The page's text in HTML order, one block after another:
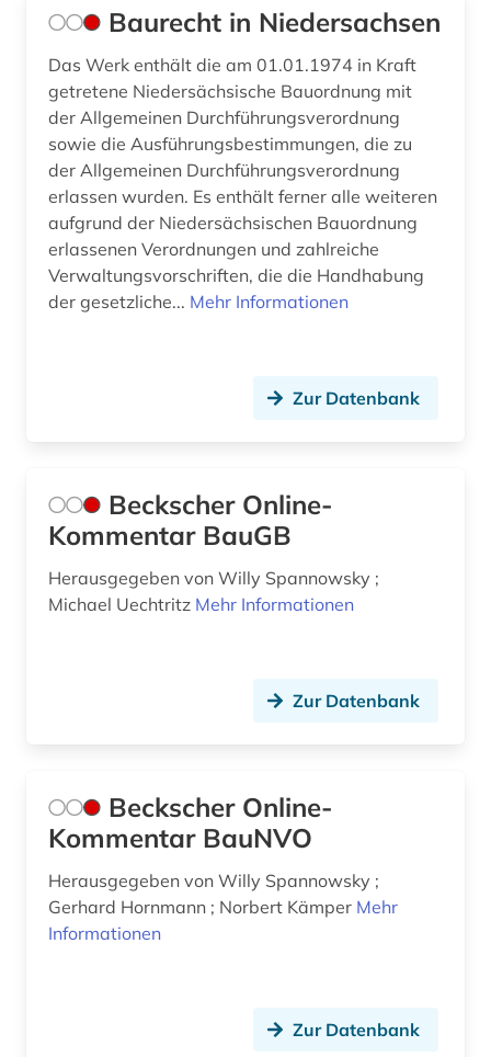
Baurecht in Niedersachsen
Das Werk enthält die am 01.01.1974 in Kraft
getretene Niedersächsische Bauordnung mit
der Allgemeinen Durchführungsverordnung
sowie die Ausführungsbestimmungen, die zu
der Allgemeinen Durchführungsverordnung
erlassen wurden. Es enthält ferner alle weiteren
aufgrund der Niedersächsischen Bauordnung
erlassenen Verordnungen und zahlreiche
Verwaltungsvorschriften, die die Handhabung
der gesetzliche... Mehr Informationen
Zur Datenbank
Beckscher Online-
Kommentar BauGB
Herausgegeben von Willy Spannowsky ;
Michael Uechtritz Mehr Informationen
Zur Datenbank
Beckscher Online-
Kommentar BauNVO
Herausgegeben von Willy Spannowsky ;
Gerhard Hornmann ; Norbert Kämper Mehr
Informationen
Zur Datenbank